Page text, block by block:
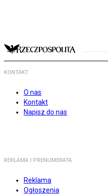
KONTAKT
O nas
Kontakt
Napisz do nas
REKLAMA I PRENUMERATA
Reklama
Ogłoszenia